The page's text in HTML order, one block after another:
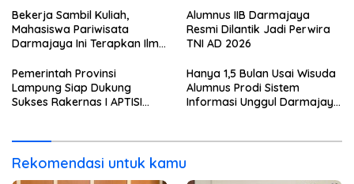
Sensor dan Aktuator
Haru
Bekerja Sambil Kuliah,
Mahasiswa Pariwisata
Darmajaya Ini Terapkan Ilmu
Alumnus IIB Darmajaya
Resmi Dilantik Jadi Perwira
TNI AD 2026
Pemerintah Provinsi
Lampung Siap Dukung
Sukses Rakernas I APTISI
Hanya 1,5 Bulan Usai Wisuda
Alumnus Prodi Sistem
Informasi Unggul Darmajaya
Rekomendasi untuk kamu